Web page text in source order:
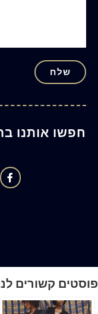
שלח
חפשו אותנו
פוסטים קשורים